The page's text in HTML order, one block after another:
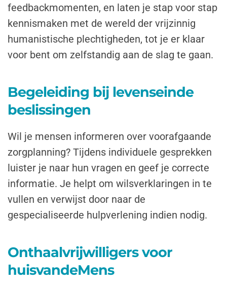
feedbackmomenten, en laten je stap voor stap
kennismaken met de wereld der vrijzinnig
humanistische plechtigheden, tot je er klaar
voor bent om zelfstandig aan de slag te gaan.
Begeleiding bij levenseinde
beslissingen
Wil je mensen informeren over voorafgaande
zorgplanning? Tijdens individuele gesprekken
luister je naar hun vragen en geef je correcte
informatie. Je helpt om wilsverklaringen in te
vullen en verwijst door naar de
gespecialiseerde hulpverlening indien nodig.
Onthaalvrijwilligers voor
huisvandeMens